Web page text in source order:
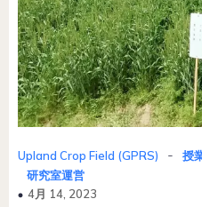
Upland Crop Field (GPRS) - 授
研究室運営
4月 14, 2023